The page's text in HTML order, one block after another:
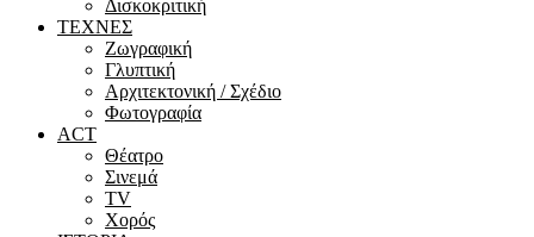
Δισκοκριτική
ΤΕΧΝΕΣ
Ζωγραφική
Γλυπτική
Αρχιτεκτονική / Σχέδιο
Φωτογραφία
ACT
Θέατρο
Σινεμά
ΤV
Χορός